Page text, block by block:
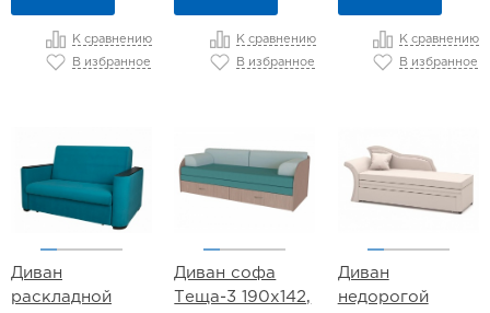
К сравнению
В избранное
К сравнению
В избранное
К сравнению
В избранное
Диван
раскладной
Диван софа
Теща-3 190х142,
Диван
недорогой